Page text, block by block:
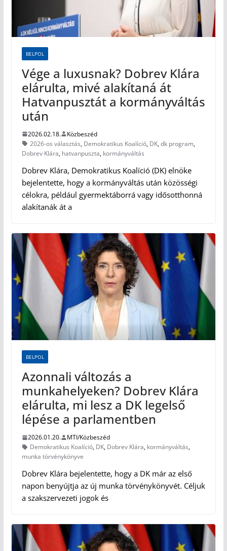
BELPOL
Vége a luxusnak? Dobrev Klára
elárulta, mivé alakítaná át
Hatvanpusztát a kormányváltás
után
2026.02.18.
Közbeszéd
2026-os választás, Demokratikus Koalíció, DK,dk program,
Dobrev Klára, hatvanpuszta, kormányváltás
Dobrev Klára, Demokratikus Koalíció (DK) elnöke
bejelentette, hogy a kormányváltás után közösségi
célokra, például gyermektáborrá vagy idősotthonná
alakítanák át a
BELPOL
Azonnali változás a
munkahelyeken? Dobrev Klára
elárulta, mi lesz a DK legelső
lépése a parlamentben
2026.01.20.
MTI/Közbeszéd
Demokratikus Koalíció, DK, Dobrev Klára, kormányváltás,
munka törvénykönyve
Dobrev Klára bejelentette, hogy a DK már az első
napon benyújtja az új munka törvénykönyvét. Céljuk
a szakszervezeti jogok és